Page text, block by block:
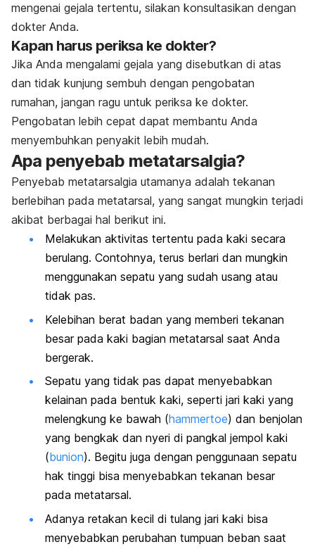
mengenai gejala tertentu, silakan konsultasikan dengan
dokter Anda.
Kapan harus periksa ke dokter?
Jika Anda mengalami gejala yang disebutkan di atas
dan tidak kunjung sembuh dengan pengobatan
rumahan, jangan ragu untuk periksa ke dokter.
Pengobatan lebih cepat dapat membantu Anda
menyembuhkan penyakit lebih mudah.
Apa penyebab metatarsalgia?
Penyebab metatarsalgia utamanya adalah tekanan
berlebihan pada metatarsal, yang sangat mungkin terjadi
akibat berbagai hal berikut ini.
Melakukan aktivitas tertentu pada kaki secara
berulang. Contohnya, terus berlari dan mungkin
menggunakan sepatu yang sudah usang atau
tidak pas.
Kelebihan berat badan yang memberi tekanan
besar pada kaki bagian metatarsal saat Anda
bergerak.
Sepatu yang tidak pas dapat menyebabkan
kelainan pada bentuk kaki, seperti jari kaki yang
melengkung ke bawah (hammertoe) dan benjolan
yang bengkak dan nyeri di pangkal jempol kaki
(bunion). Begitu juga dengan penggunaan sepatu
hak tinggi bisa menyebabkan tekanan besar
pada metatarsal.
Adanya retakan kecil di tulang jari kaki bisa
menyebabkan perubahan tumpuan beban saat